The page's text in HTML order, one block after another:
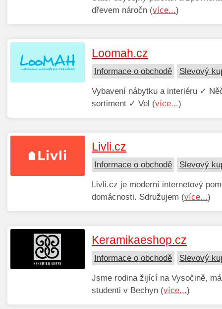
dřevem náročn (více...)
Loomah.cz
Informace o obchodě Slevový
Vybavení nábytku a interiéru ✓
sortiment ✓ Vel (více...)
Livli.cz
Informace o obchodě Slevový
Livli.cz je moderní internetový
domácnosti. Sdružujem (více...)
Keramikaeshop.cz
Informace o obchodě Slevový
Jsme rodina žijící na Vysočině,
studenti v Bechyn (více...)